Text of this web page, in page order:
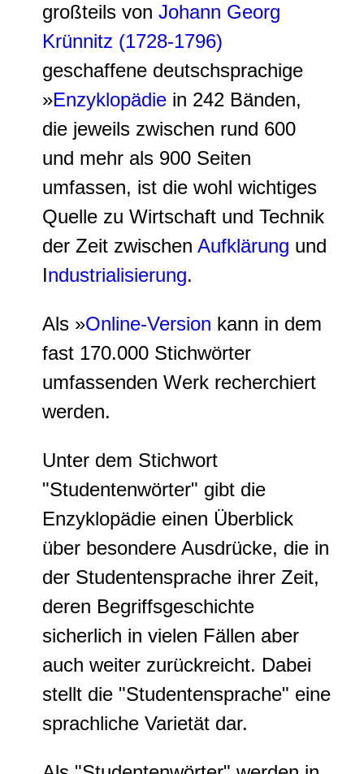
großteils von Johann Georg
Krünnitz (1728-1796)
geschaffene deutschsprachige
»Enzyklopädie in 242 Bänden,
die jeweils zwischen rund 600
und mehr als 900 Seiten
umfassen, ist die wohl wichtiges
Quelle zu Wirtschaft und Technik
der Zeit zwischen Aufklärung und
Industrialisierung.
Als »Online-Version kann in dem
fast 170.000 Stichwörter
umfassenden Werk recherchiert
werden.
Unter dem Stichwort
"Studentenwörter" gibt die
Enzyklopädie einen Überblick
über besondere Ausdrücke, die in
der Studentensprache ihrer Zeit,
deren Begriffsgeschichte
sicherlich in vielen Fällen aber
auch weiter zurückreicht. Dabei
stellt die "Studentensprache" eine
sprachliche Varietät dar.